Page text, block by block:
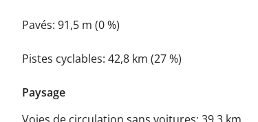
Pavés: 91,5 m (0 %)
Pistes cyclables: 42,8 km (27 %)
Paysage